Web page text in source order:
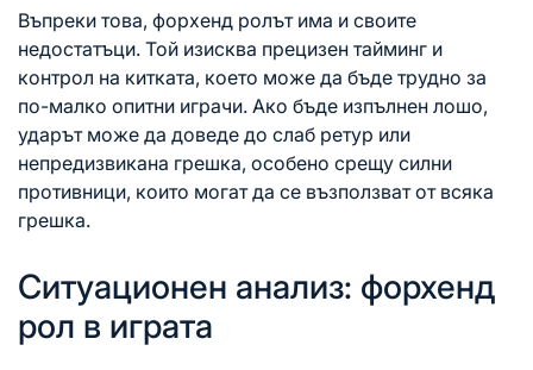
Въпреки това, форхенд ролът има и своите
недостатъци. Той изисква прецизен тайминг и
контрол на китката, което може да бъде трудно за
по-малко опитни играчи. Ако бъде изпълнен лошо,
ударът може да доведе до слаб ретур или
непредизвикана грешка, особено срещу силни
противници, които могат да се възползват от всяка
грешка.
Ситуационен анализ: форхенд
рол в играта